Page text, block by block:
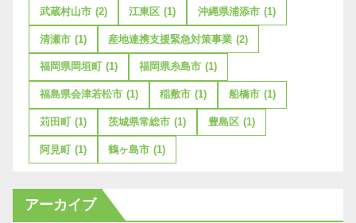
武蔵村山市 (2) 江東区 (1) 沖縄県浦添市 (1)
清瀬市 (1) 産地連携支援緊急対策事業 (2)
福岡県岡垣町 (1) 福岡県糸島市 (1)
福島県会津若松市 (1) 稲敷市 (1) 船橋市 (1)
苅田町 (1) 茨城県常総市 (1) 豊島区 (1)
阿見町 (1) 鶴ヶ島市 (1)
アーカイブ